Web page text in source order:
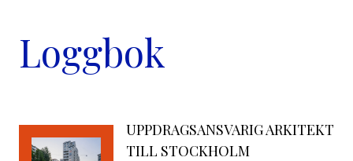
Loggbok
UPPDRAGSANSVARIG ARKITEKT
TILL STOCKHOLM